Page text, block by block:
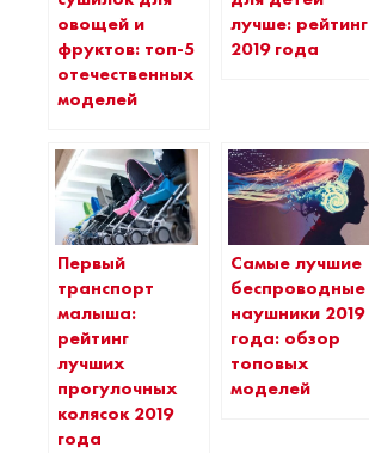
овощей и
фруктов: топ-5
отечественных
моделей
лучше: рейтинг
2019 года
Первый
транспорт
малыша:
рейтинг
лучших
прогулочных
колясок 2019
года
Самые лучшие
беспроводные
наушники 2019
года: обзор
топовых
моделей